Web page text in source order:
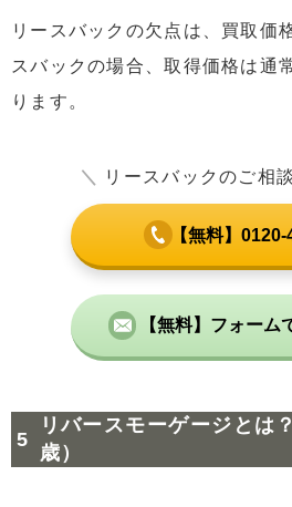
リースバックの欠点は、買取価
スバックの場合、取得価格は通
ります。
＼ リースバックのご相
【無料】0120-
【無料】フォーム
リバースモーゲージとは
歳）